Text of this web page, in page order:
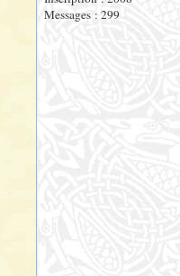
Messages : 299